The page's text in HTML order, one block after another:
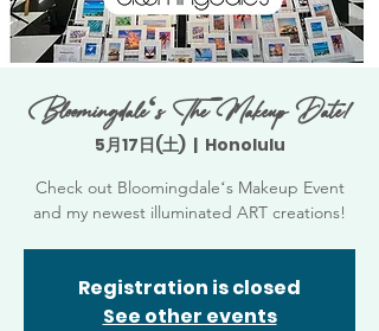
Bloomingdaleʻs The Makeup Date!
5月17日(土)
  |
Honolulu
Check out Bloomingdaleʻs Makeup Event
and my newest illuminated ART creations!
Registration is closed
See other events